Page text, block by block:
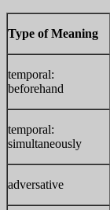
Type of Meaning
temporal:
beforehand
temporal:
simultaneously
adversative